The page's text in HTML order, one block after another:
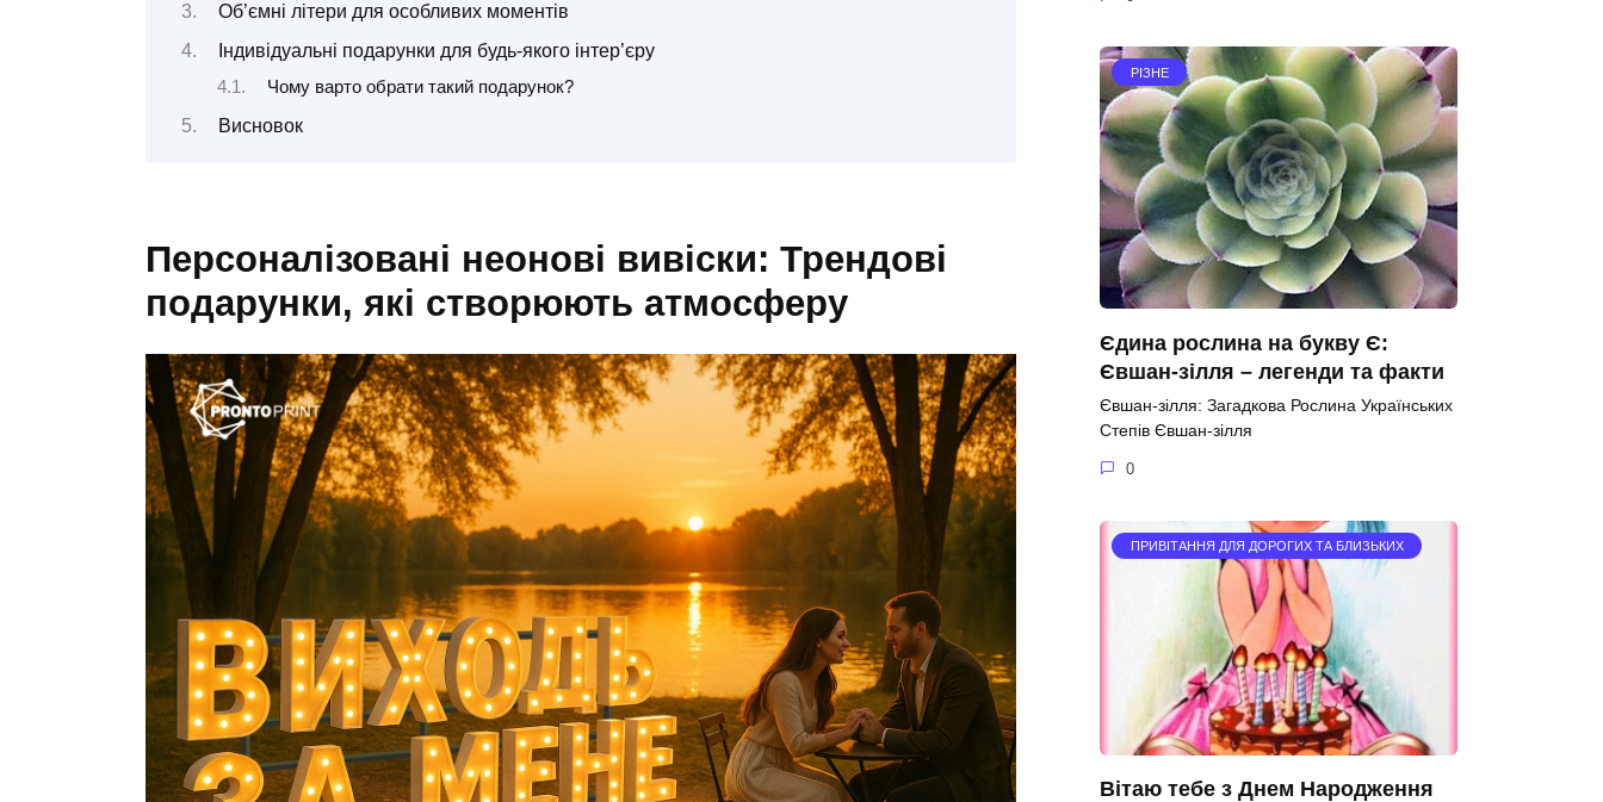
Об’ємні літери для особливих моментів
Індивідуальні подарунки для будь-якого інтер’єру
Чому варто обрати такий подарунок?
Висновок
Персоналізовані неонові вивіски: Трендові
подарунки, які створюють атмосферу
РІЗНЕ
Єдина рослина на букву Є:
Євшан-зілля – легенди та факти
Євшан-зілля: Загадкова Рослина Українських
Степів Євшан-зілля
0
ПРИВІТАННЯ ДЛЯ ДОРОГИХ ТА БЛИЗЬКИХ
Вітаю тебе з Днем Народження